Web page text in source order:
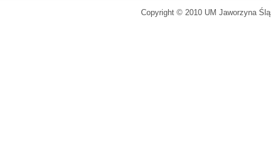
Copyright © 2010 UM Jaworzyna